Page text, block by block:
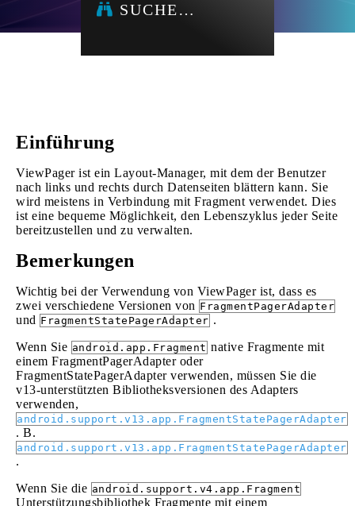
SUCHE…
Einführung
ViewPager ist ein Layout-Manager, mit dem der Benutzer
nach links und rechts durch Datenseiten blättern kann. Sie
wird meistens in Verbindung mit Fragment verwendet. Dies
ist eine bequeme Möglichkeit, den Lebenszyklus jeder Seite
bereitzustellen und zu verwalten.
Bemerkungen
Wichtig bei der Verwendung von ViewPager ist, dass es
zwei verschiedene Versionen von FragmentPagerAdapter
und FragmentStatePagerAdapter .
Wenn Sie android.app.Fragment native Fragmente mit
einem FragmentPagerAdapter oder
FragmentStatePagerAdapter verwenden, müssen Sie die
v13-unterstützten Bibliotheksversionen des Adapters
verwenden,
android.support.v13.app.FragmentStatePagerAdapter
. B.
android.support.v13.app.FragmentStatePagerAdapter
.
Wenn Sie die android.support.v4.app.Fragment
Unterstützungsbibliothek Fragmente mit einem